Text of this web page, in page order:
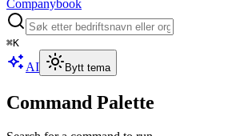
Companybook
⌘K
AI Bytt tema
Command Palette